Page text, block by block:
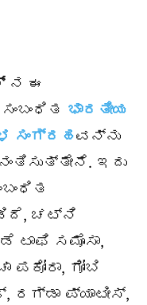
ನ ಈ
ಭಾರತೀಯ
ಸಂಗ್ರಹವನ್ನು
ಇದು
ಚಟ್ನಿ
ಟಾಫಿ ಸಮೊಸಾ,
ಪಕೋರಾ, ಗೋಬಿ
ಪ್ಯಾಟೀಸ್,